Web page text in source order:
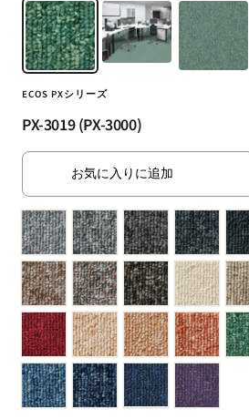
Products
Co.,
Ltd.）
｜
ー
ン・
カ
ー
ペ
ッ
ト・
ラ
グ・
床
材
ECOS PXシリーズ
PX-3019 (PX-3000)
お気に入りに追加